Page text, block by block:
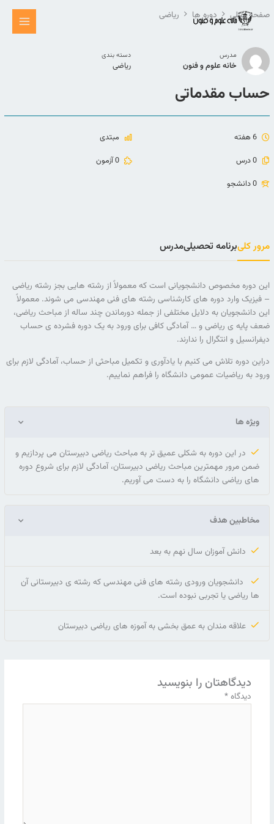
بهصفحه اصلی دوره ها ریاضی
مدرس
خانه علوم و فنون
دسته بندی
ریاضی
حساب مقدماتی
6 هفته
مبتدی
0 درس
0 آزمون
0 دانشجو
مرور کلیبرنامه تحصیلیمدرس
این دوره مخصوص دانشجویانی است که معمولاً از رشته هایی بجز رشته ریاضی
– فیزیک وارد دوره های کارشناسی رشته های فنی مهندسی می شوند. معمولاً
این دانشجویان به دلایل مختلفی از جمله دورماندن چند ساله از مباحث ریاضی،
ضعف پایه ی ریاضی و … آمادگی کافی برای ورود به یک دوره فشرده ی حساب
دیفرانسیل و انتگرال را ندارند.
دراین دوره تلاش می کنیم با یادآوری و تکمیل مباحثی از حساب، آمادگی لازم برای
ورود به ریاضیات عمومی دانشگاه را فراهم نماییم.
ویژه ها
در این دوره به شکلی عمیق تر به مباحث ریاضی دبیرستان می پردازیم و
ضمن مرور مهمترین مباحث ریاضی دبیرستان، آمادگی لازم برای شروع دوره
های ریاضی دانشگاه را به دست می آوریم.
مخاطبین هدف
دانش آموزان سال نهم به بعد
دانشجویان ورودی رشته های فنی مهندسی که رشته ی دبیرستانی آن
ها ریاضی یا تجربی نبوده است.
علاقه مندان به عمق بخشی به آموزه های ریاضی دبیرستان
دیدگاهتان را بنویسید
دیدگاه*